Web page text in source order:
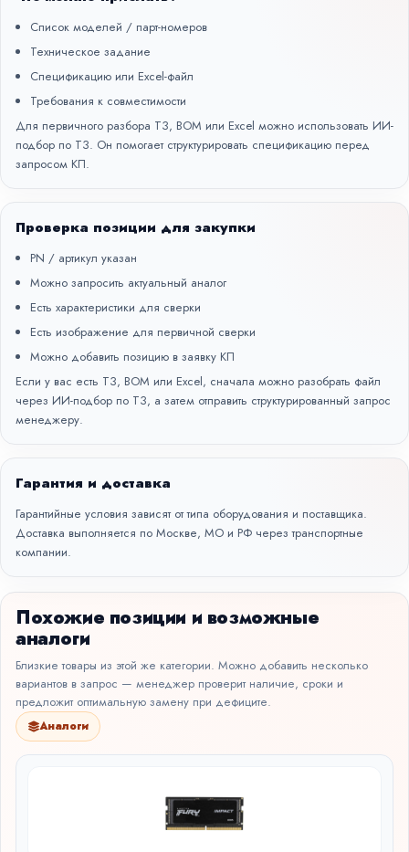
Список моделей / парт-номеров
Техническое задание
Спецификацию или Excel-файл
Требования к совместимости
Для первичного разбора ТЗ, BOM или Excel можно использовать ИИ-
подбор по ТЗ. Он помогает структурировать спецификацию перед
запросом КП.
Проверка позиции для закупки
PN / артикул указан
Можно запросить актуальный аналог
Есть характеристики для сверки
Есть изображение для первичной сверки
Можно добавить позицию в заявку КП
Если у вас есть ТЗ, BOM или Excel, сначала можно разобрать файл
через ИИ-подбор по ТЗ, а затем отправить структурированный запрос
менеджеру.
Гарантия и доставка
Гарантийные условия зависят от типа оборудования и поставщика.
Доставка выполняется по Москве, МО и РФ через транспортные
компании.
Похожие позиции и возможные
аналоги
Близкие товары из этой же категории. Можно добавить несколько
вариантов в запрос — менеджер проверит наличие, сроки и
предложит оптимальную замену при дефиците.
Аналоги